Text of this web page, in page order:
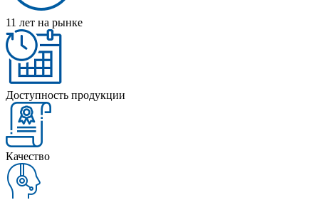
11 лет на рынке
Доступность продукции
Качество